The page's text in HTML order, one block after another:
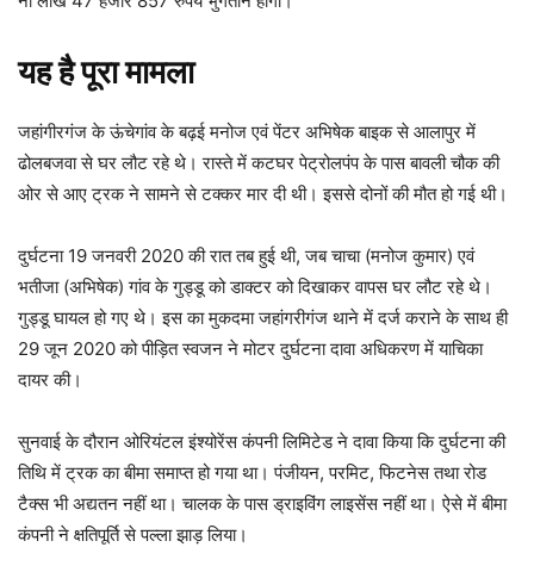
यह है पूरा मामला
जहांगीरगंज के ऊंचेगांव के बढ़ई मनोज एवं पेंटर अभिषेक बाइक से आलापुर में
ढोलबजवा से घर लौट रहे थे। रास्ते में कटघर पेट्रोलपंप के पास बावली चौक की
ओर से आए ट्रक ने सामने से टक्कर मार दी थी। इससे दोनों की मौत हो गई थी।
दुर्घटना 19 जनवरी 2020 की रात तब हुई थी, जब चाचा (मनोज कुमार) एवं
भतीजा (अभिषेक) गांव के गुड्डू को डाक्टर को दिखाकर वापस घर लौट रहे थे।
गुड्डू घायल हो गए थे। इस का मुकदमा जहांगरीगंज थाने में दर्ज कराने के साथ ही
29 जून 2020 को पीड़ित स्वजन ने मोटर दुर्घटना दावा अधिकरण में याचिका
दायर की।
सुनवाई के दौरान ओरियंटल इंश्योरेंस कंपनी लिमिटेड ने दावा किया कि दुर्घटना की
तिथि में ट्रक का बीमा समाप्त हो गया था। पंजीयन, परमिट, फिटनेस तथा रोड
टैक्स भी अद्यतन नहीं था। चालक के पास ड्राइविंग लाइसेंस नहीं था। ऐसे में बीमा
कंपनी ने क्षतिपूर्ति से पल्ला झाड़ लिया।